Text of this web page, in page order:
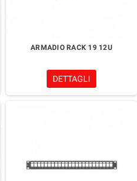
ARMADIO RACK 19 12U
DETTAGLI